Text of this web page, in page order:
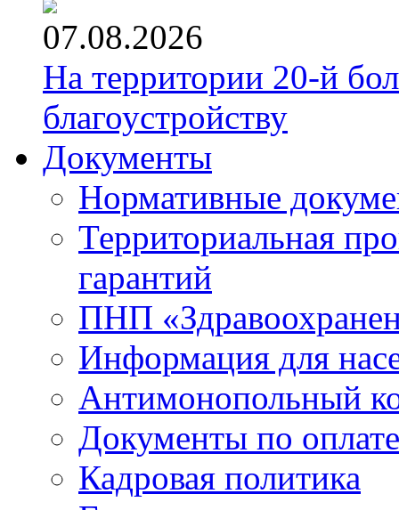
07.08.2026
На территории 20-й
благоустройству
Документы
Нормативные
Территориальная
гарантий
ПНП
Информация для
Антимонопольный
Документы по
Кадровая политика